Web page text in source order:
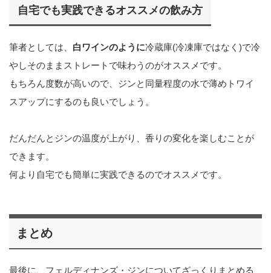
自宅でも実践できるオススメの飲み方
筆者としては、 白ワインのように冷蔵庫(冷凍庫ではなく)で冷
やしそのままストレートで味わうのがオススメです。
もちろん度数が高いので、ジンと同量程度の水で薄めトワイ
スアップにするのも良いでしょう。
だんだんとジンの温度が上がり、香りの変化を楽しむことが
できます。
何より自宅でも簡単に実践できるのでオススメです。
まとめ
最後に、フェルディナンズ・ジンについてざっくりまとめる